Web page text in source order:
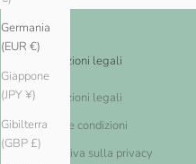
Germania
(EUR €)
Giappone
(JPY ¥)
Gibilterra
(GBP £)
Informazioni legali
Informazioni legali
Termini e condizioni
Informativa sulla privacy